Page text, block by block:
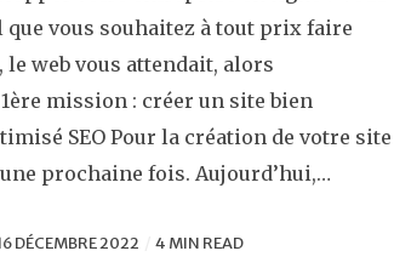
vous souhaitez à tout prix faire
web vous attendait, alors
mission : créer un site bien
SEO Pour la création de votre site
prochaine fois. Aujourd’hui,…
DÉCEMBRE 2022 4 MIN READ